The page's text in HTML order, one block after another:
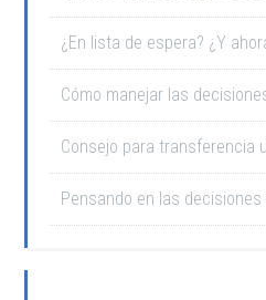
¿En lista de espera? ¿Y
Cómo manejar las
Consejo para transferencia
Pensando en las decisiones